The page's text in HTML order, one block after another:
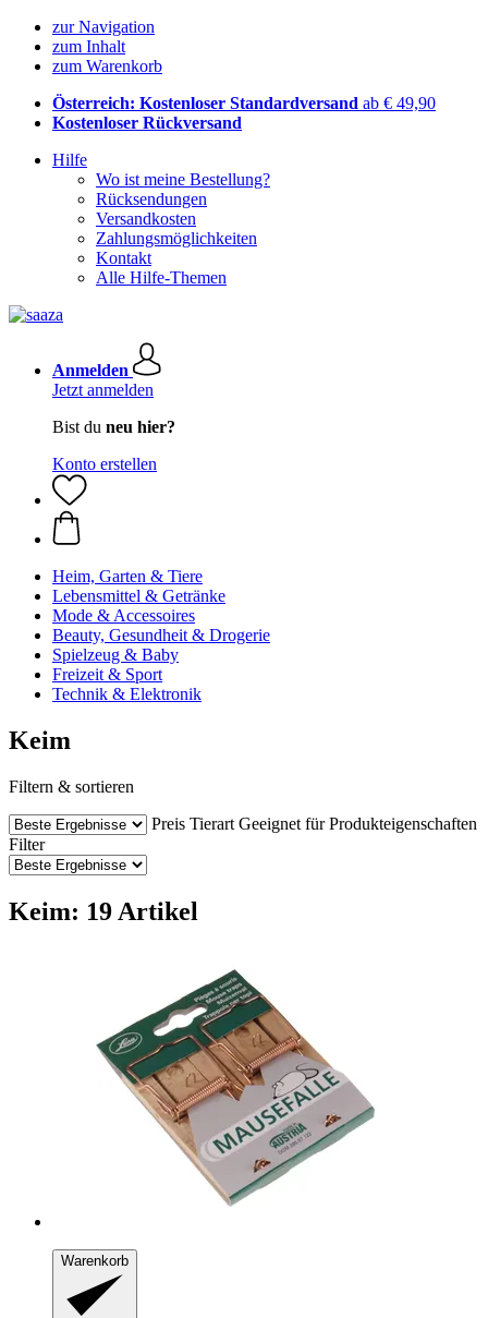
zur Navigation
zum Inhalt
zum Warenkorb
Österreich: Kostenloser Standardversand ab € 49,90
Kostenloser Rückversand
Hilfe
Wo ist meine Bestellung?
Rücksendungen
Versandkosten
Zahlungsmöglichkeiten
Kontakt
Alle Hilfe-Themen
Anmelden
Jetzt anmelden
Bist du neu hier?
Konto erstellen
Heim, Garten & Tiere
Lebensmittel & Getränke
Mode & Accessoires
Beauty, Gesundheit & Drogerie
Spielzeug & Baby
Freizeit & Sport
Technik & Elektronik
Keim
Filtern & sortieren
Preis Tierart Geeignet für Produkteigenschaften
Filter
Keim: 19 Artikel
Warenkorb